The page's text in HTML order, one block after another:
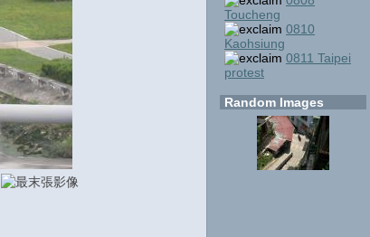
Toucheng
0810
Kaohsiung
0811 Taipei
protest
Random Images